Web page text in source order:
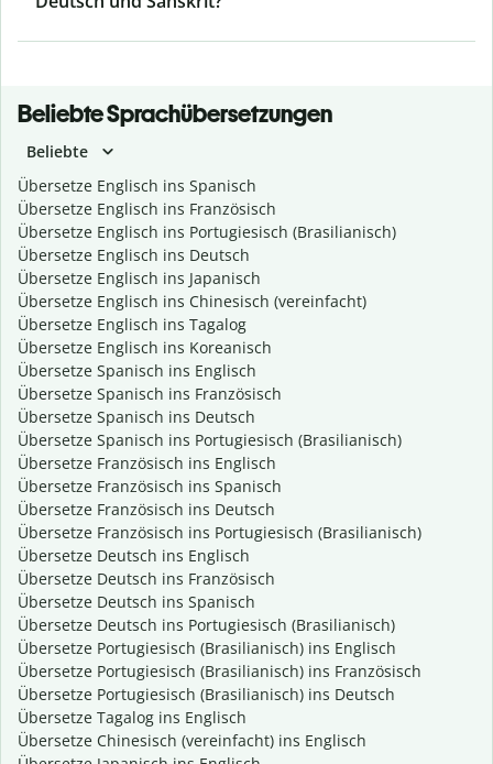
Beliebte Sprachübersetzungen
Beliebte
Übersetze Englisch ins Spanisch
Übersetze Englisch ins Französisch
Übersetze Englisch ins Portugiesisch (Brasilianisch)
Übersetze Englisch ins Deutsch
Übersetze Englisch ins Japanisch
Übersetze Englisch ins Chinesisch (vereinfacht)
Übersetze Englisch ins Tagalog
Übersetze Englisch ins Koreanisch
Übersetze Spanisch ins Englisch
Übersetze Spanisch ins Französisch
Übersetze Spanisch ins Deutsch
Übersetze Spanisch ins Portugiesisch (Brasilianisch)
Übersetze Französisch ins Englisch
Übersetze Französisch ins Spanisch
Übersetze Französisch ins Deutsch
Übersetze Französisch ins Portugiesisch (Brasilianisch)
Übersetze Deutsch ins Englisch
Übersetze Deutsch ins Französisch
Übersetze Deutsch ins Spanisch
Übersetze Deutsch ins Portugiesisch (Brasilianisch)
Übersetze Portugiesisch (Brasilianisch) ins Englisch
Übersetze Portugiesisch (Brasilianisch) ins Französisch
Übersetze Portugiesisch (Brasilianisch) ins Deutsch
Übersetze Tagalog ins Englisch
Übersetze Chinesisch (vereinfacht) ins Englisch